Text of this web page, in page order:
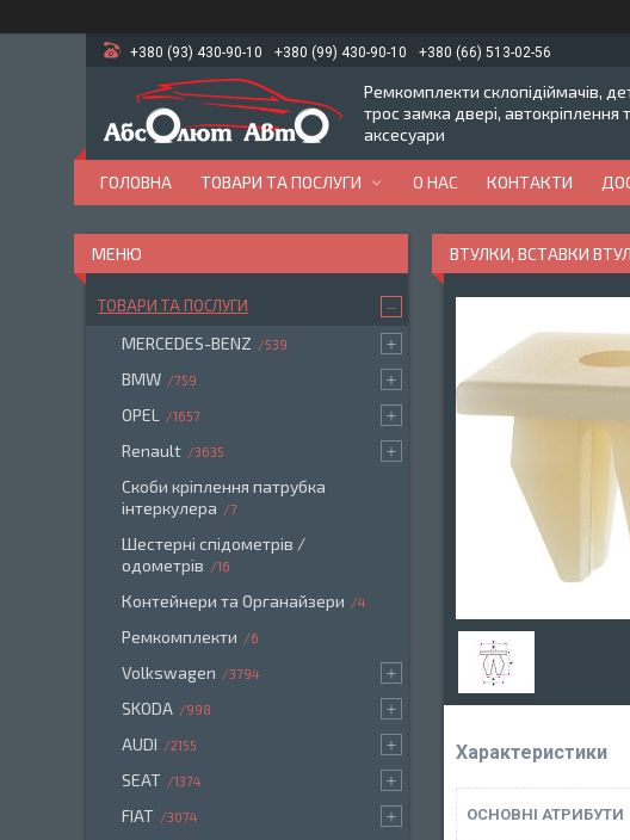
+380 (93) 430-90-10 +380 (99) 430-90-10 +380 (66) 513-02-56
Ремкомплекти склопідіймачів,
трос замка двері, автокріплення
аксесуари
ГОЛОВНА ТОВАРИ ТА ПОСЛУГИ О НАС КОНТАКТИ
ВТУЛКИ, ВСТАВКИ
Характеристики
ОСНОВНІ АТРИБУТИ
ТОВАРИ ТА ПОСЛУГИ
MERCEDES-BENZ 539
BMW 759
OPEL 1657
Renault 3635
Скоби кріплення патрубка
інтеркулера
7
Шестерні спідометрів /
одометрів
16
Контейнери та Органайзери 4
Ремкомплекти 6
Volkswagen 3794
SKODA 998
AUDI 2155
SEAT 1374
FIAT 3074